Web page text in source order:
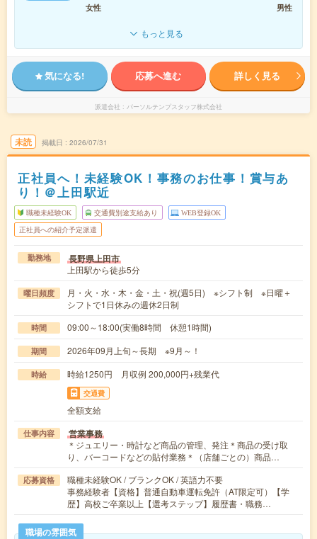
女性
男性
もっと見る
気になる! 応募へ進む 詳しく見る
派遣会社 パーソルテンプスタッフ株式会社
未読 掲載日 2026/07/31
正社員へ！未経験OK！事務のお仕事！賞与あ
り！＠上田駅近
職種未経験OK 交通費別途支給あり WEB登録OK
正社員への紹介予定派遣
勤務地 長野県上田市
上田駅から徒歩5分
曜日頻度
月・火・水・木・金・土・祝(週5日) ※シフト制 ※日曜＋
シフトで1日休みの週休2日制
時間 09:00～18:00(実働8時間 休憩1時間)
期間 2026年09月上旬～長期 ※9月～！
時給 時給1250円 月収例 200,000円+残業代
交通費
全額支給
仕事内容 営業事務
＊ジュエリー・時計など商品の管理、発注＊商品の受け取
り、バーコードなどの貼付業務＊（店舗ごとの）商品…
応募資格
職種未経験OK / ブランクOK / 英語力不要
事務経験者【資格】普通自動車運転免許（AT限定可）【学
歴】高校ご卒業以上【選考ステップ】履歴書・職務…
職場の雰囲気